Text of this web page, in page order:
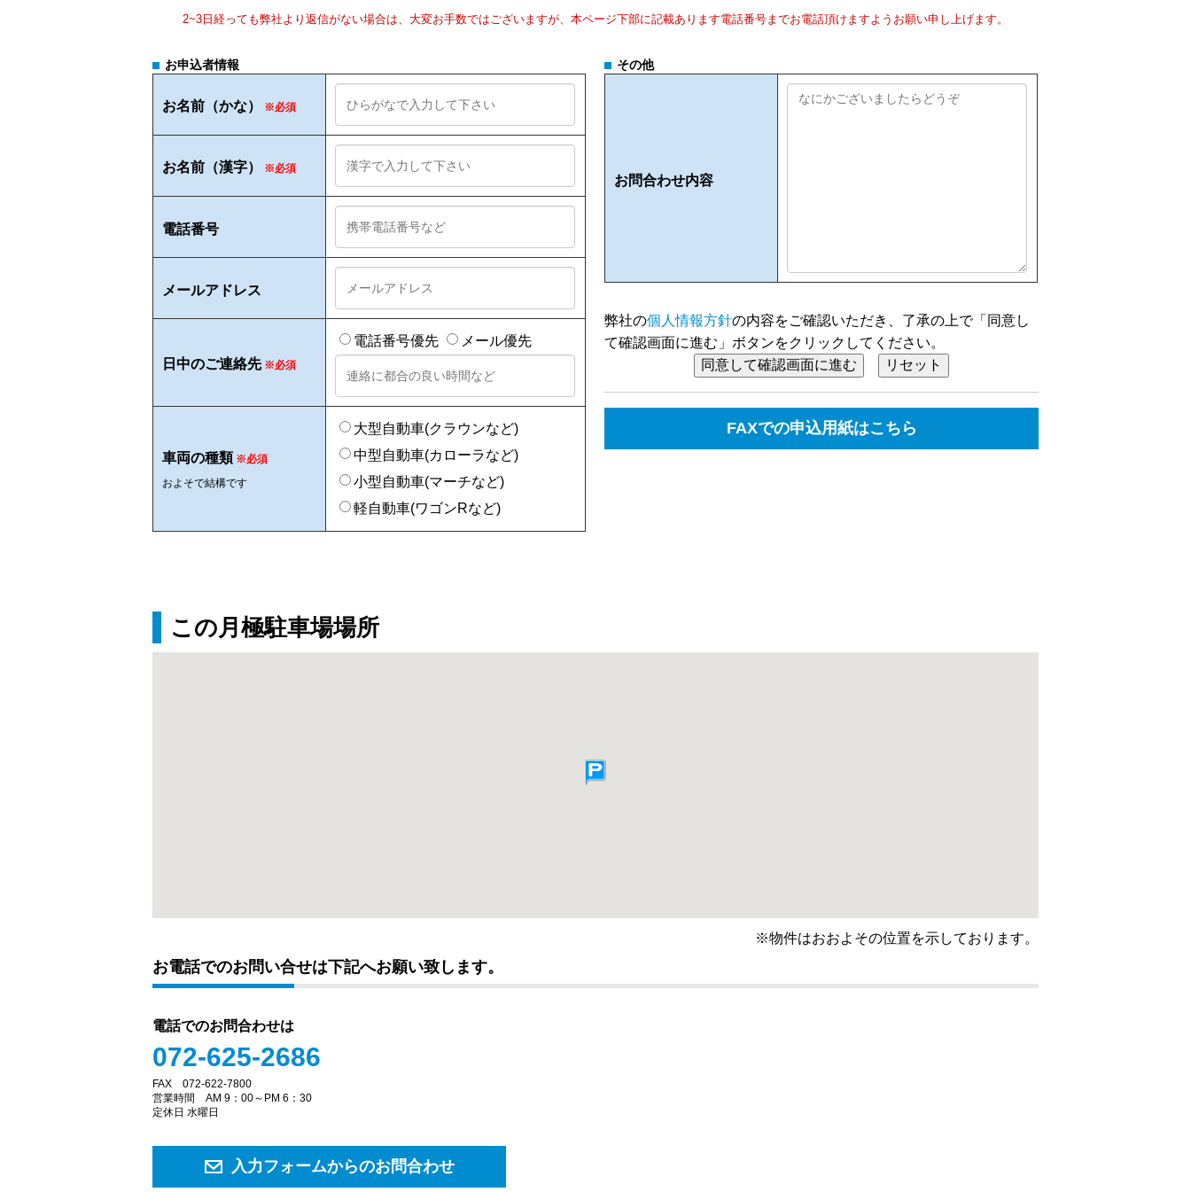
2~3日経っても弊社より返信がない場合は、大変お手数ではございますが、本ページ下部に記載あります電話番号までお電話頂けますようお願い申し上げます。
お申込者情報
お名前（かな） ※必須
お名前（漢字） ※必須
電話番号
メールアドレス
日中のご連絡先※必須
電話番号優先 メール優先
車両の種類 ※必須
およそで結構です
大型自動車(クラウンなど)
中型自動車(カローラなど)
小型自動車(マーチなど)
軽自動車(ワゴンRなど)
その他
お問合わせ内容
弊社の個人情報方針の内容をご確認いただき、了承の上で「同意し
て確認画面に進む」ボタンをクリックしてください。
FAXでの申込用紙はこちら
この月極駐車場場所
※物件はおおよその位置を示しております。
お電話でのお問い合せは下記へお願い致します。
電話でのお問合わせは
072-625-2686
FAX 072-622-7800
営業時間 AM 9：00～PM 6：30
定休日 水曜日
入力フォームからのお問合わせ